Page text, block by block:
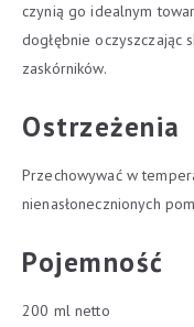
czynią go idealnym
dogłębnie oczyszczając
zaskórników.
Ostrzeżenia
Przechowywać w
nienasłonecznionych
Pojemność
200 ml netto